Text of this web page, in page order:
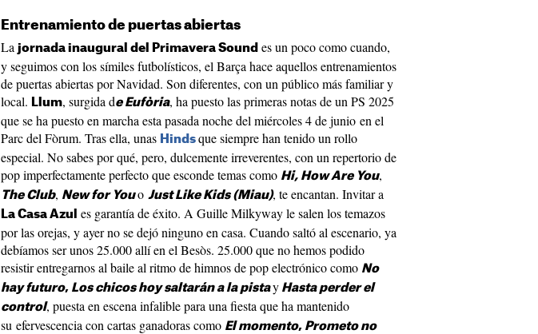
Entrenamiento de puertas abiertas
La jornada inaugural del Primavera Sound es un poco como cuando,
y seguimos con los símiles futbolísticos, el Barça hace aquellos entrenamientos
de puertas abiertas por Navidad. Son diferentes, con un público más familiar y
local. Llum, surgida de Eufòria, ha puesto las primeras notas de un PS 2025
que se ha puesto en marcha esta pasada noche del miércoles 4 de junio en el
Parc del Fòrum. Tras ella, unas Hinds que siempre han tenido un rollo
especial. No sabes por qué, pero, dulcemente irreverentes, con un repertorio de
pop imperfectamente perfecto que esconde temas como Hi, How Are You,
The Club, New for Youo Just Like Kids (Miau), te encantan. Invitar a
La Casa Azul
es garantía de éxito. A Guille Milkyway le salen los temazos
por las orejas, y ayer no se dejó ninguno en casa. Cuando saltó al escenario, ya
debíamos ser unos 25.000 allí en el Besòs. 25.000 que no hemos podido
resistir entregarnos al baile al ritmo de himnos de pop electrónico como No
hay futuro, Los chicos hoy saltarán a la pista y Hasta perder el
control, puesta en escena infalible para una fiesta que ha mantenido
su efervescencia con cartas ganadoras como El momento, Prometo no